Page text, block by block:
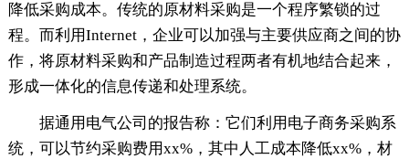
降低采购成本。传统的原材料采购是一个程序繁锁的过
程。而利用Internet，企业可以加强与主要供应商之间的协
作，将原材料采购和产品制造过程两者有机地结合起来，
形成一体化的信息传递和处理系统。
据通用电气公司的报告称：它们利用电子商务采购系
统，可以节约采购费用xx%，其中人工成本降低xx%，材